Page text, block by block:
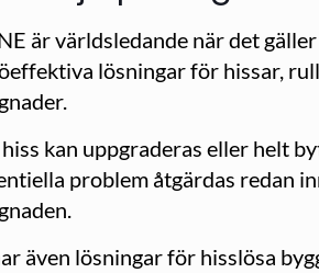
är världsledande när det
lösningar för hissar,
kan uppgraderas eller helt
problem åtgärdas redan
även lösningar för hisslösa